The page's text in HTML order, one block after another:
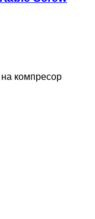
компресор